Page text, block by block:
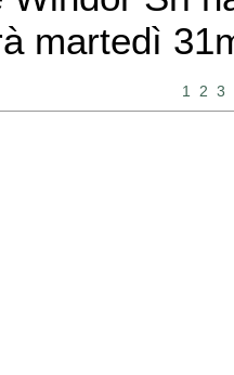
martedì
1 2 3